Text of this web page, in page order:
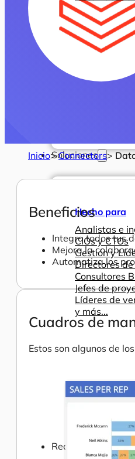
Soluciones
Hecho para
Analistas e
CIOs y CTOs
Gestión y
Directores
Consultores
Jefes de
Líderes de
y más...
Recursos
Inicio>Connectors>
Beneficios
Integra todos tus
Mejora la
Automatiza los
Cuadros de
Estos son algunos de